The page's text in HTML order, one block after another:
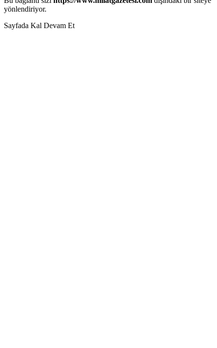
yönlendiriyor.
Sayfada Kal Devam Et